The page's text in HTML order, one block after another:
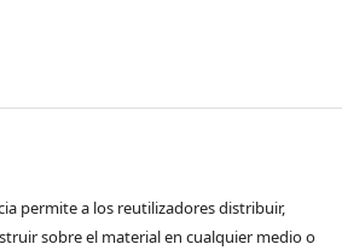
permite a los reutilizadores distribuir,
sobre el material en cualquier medio o